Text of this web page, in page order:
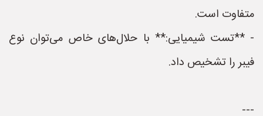
متفاوت است.
- **تست شیمیایی:** با حلال‌های خاص می‌توان نوع
فیبر را تشخیص داد.
---